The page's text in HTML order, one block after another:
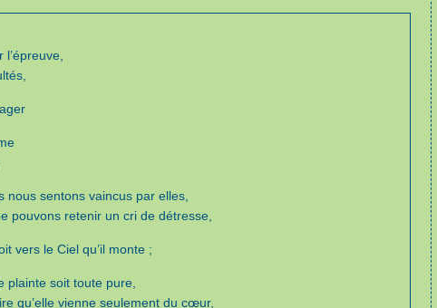
nous sentons vaincus par elles,
pouvons retenir un cri de détresse,
vers le Ciel qu’il monte ;
plainte soit toute pure,
qu’elle vienne seulement du cœur,